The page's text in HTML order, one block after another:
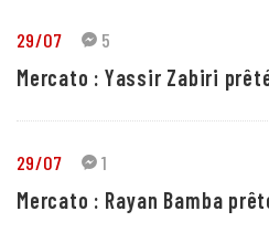
29/07 5
Mercato : Yassir Zabiri
29/07 1
Mercato : Rayan Bamba